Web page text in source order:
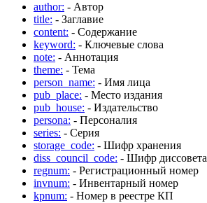
author: - Автор
title: - Заглавие
content: - Содержание
keyword: - Ключевые слова
note: - Аннотация
theme: - Тема
person_name: - Имя лица
pub_place: - Место издания
pub_house: - Издательство
persona: - Персоналия
series: - Серия
storage_code: - Шифр хранения
diss_council_code: - Шифр диссовета
regnum: - Регистрационный номер
invnum: - Инвентарный номер
kpnum: - Номер в реестре КП